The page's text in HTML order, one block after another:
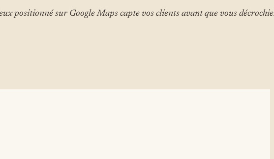
positionné sur Google Maps capte vos clients avant que vous